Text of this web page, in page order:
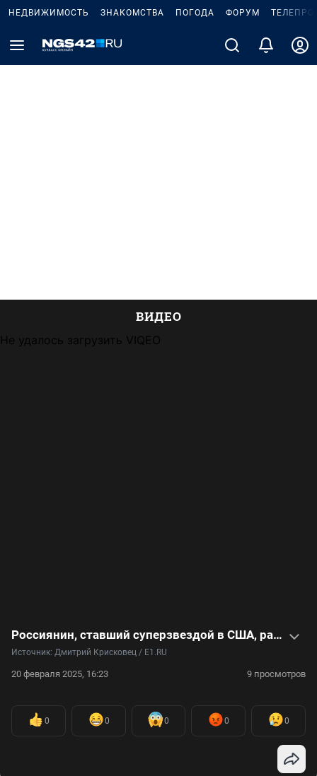
НЕДВИЖИМОСТЬ ЗНАКОМСТВА ПОГОДА ФОРУМ
ВИДЕО
Не удалось загрузить VIQEO
Россиянин, ставший суперзвездой в США, рассказал о жизни за границей: видео
Источник: Дмитрий Крисковец / Е1.RU
20 февраля 2025, 16:23 9 просмотров
0 0 0 0 0